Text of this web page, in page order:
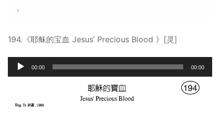
194.《耶稣的宝血 Jesus’ Precious Blood 》[灵]
Audio
Player
00:00 00:00